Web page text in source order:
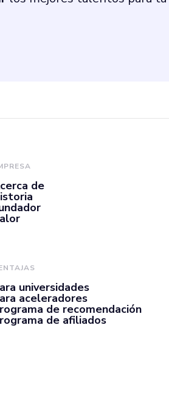
de
universidades
aceleradores
de recomendación
de afiliados